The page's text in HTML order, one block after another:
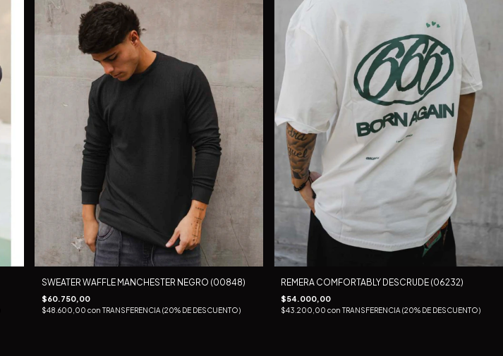
SWEATER WAFFLE MANCHESTER NEGRO (00848)
$60.750,00
$48.600,00 con TRANSFERENCIA (20% DE DESCUENTO)
REMERA COMFORTABLY DESCRUDE (06232)
$54.000,00
$43.200,00con TRANSFERENCIA (20% DE DESCUENTO)